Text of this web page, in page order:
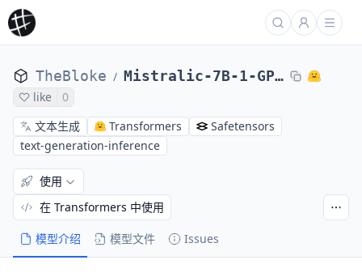
TheBloke / Mistralic-7B-1-GPTQ
like
0
文本生成
Transformers
Safetensors
text-generation-inference
模型介绍 模型文件 Issues
使用
在 Transformers 中使用